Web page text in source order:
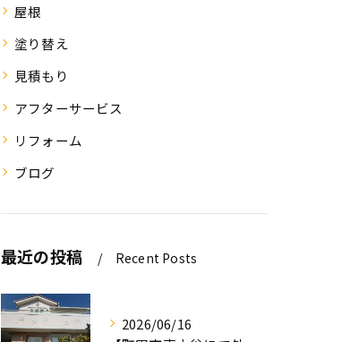
屋根
塗り替え
見積もり
アフターサービス
リフォーム
ブログ
最近の投稿 Recent Posts
2026/06/16